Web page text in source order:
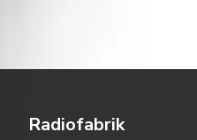
Radiofabrik